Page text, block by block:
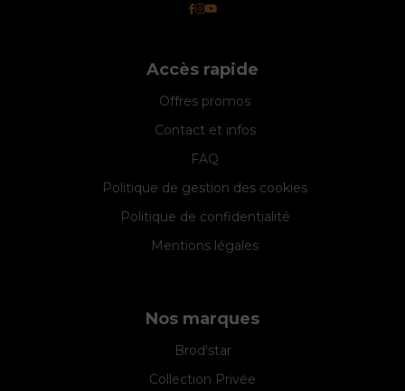
Accès rapide
Offres promos
Contact et infos
FAQ
Politique de gestion des cookies
Politique de confidentialité
Mentions légales
Nos marques
Brod'star
Collection Privée